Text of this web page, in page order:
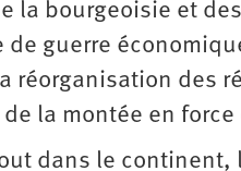
la bourgeoisie et
de guerre
réorganisation des
la montée en
dans le